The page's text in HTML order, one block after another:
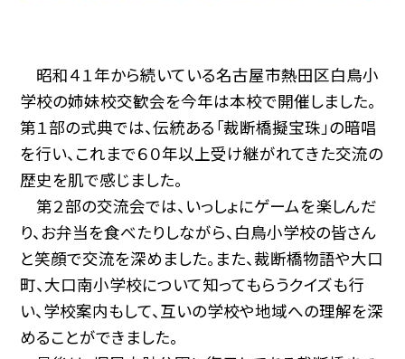
昭和４１年から続いている名古屋市熱田区白鳥小
学校の姉妹校交歓会を今年は本校で開催しました。
第１部の式典では、伝統ある「裁断橋擬宝珠」の暗唱
を行い、これまで６０年以上受け継がれてきた交流の
歴史を肌で感じました。
第２部の交流会では、いっしょにゲームを楽しんだ
り、お弁当を食べたりしながら、白鳥小学校の皆さん
と笑顔で交流を深めました。また、裁断橋物語や大口
町、大口南小学校について知ってもらうクイズも行
い、学校案内もして、互いの学校や地域への理解を深
めることができました。